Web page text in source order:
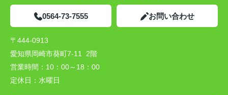
0564-73-7555 お問い合わせ
〒444-0913
愛知県岡崎市葵町7-11 2階
営業時間： 10：00～18：00
定休日： 水曜日